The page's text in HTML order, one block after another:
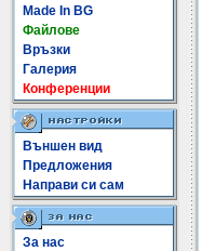
Made In BG
Файлове
Връзки
Галерия
Конференции
Външен вид
Предложения
Направи си сам
За нас